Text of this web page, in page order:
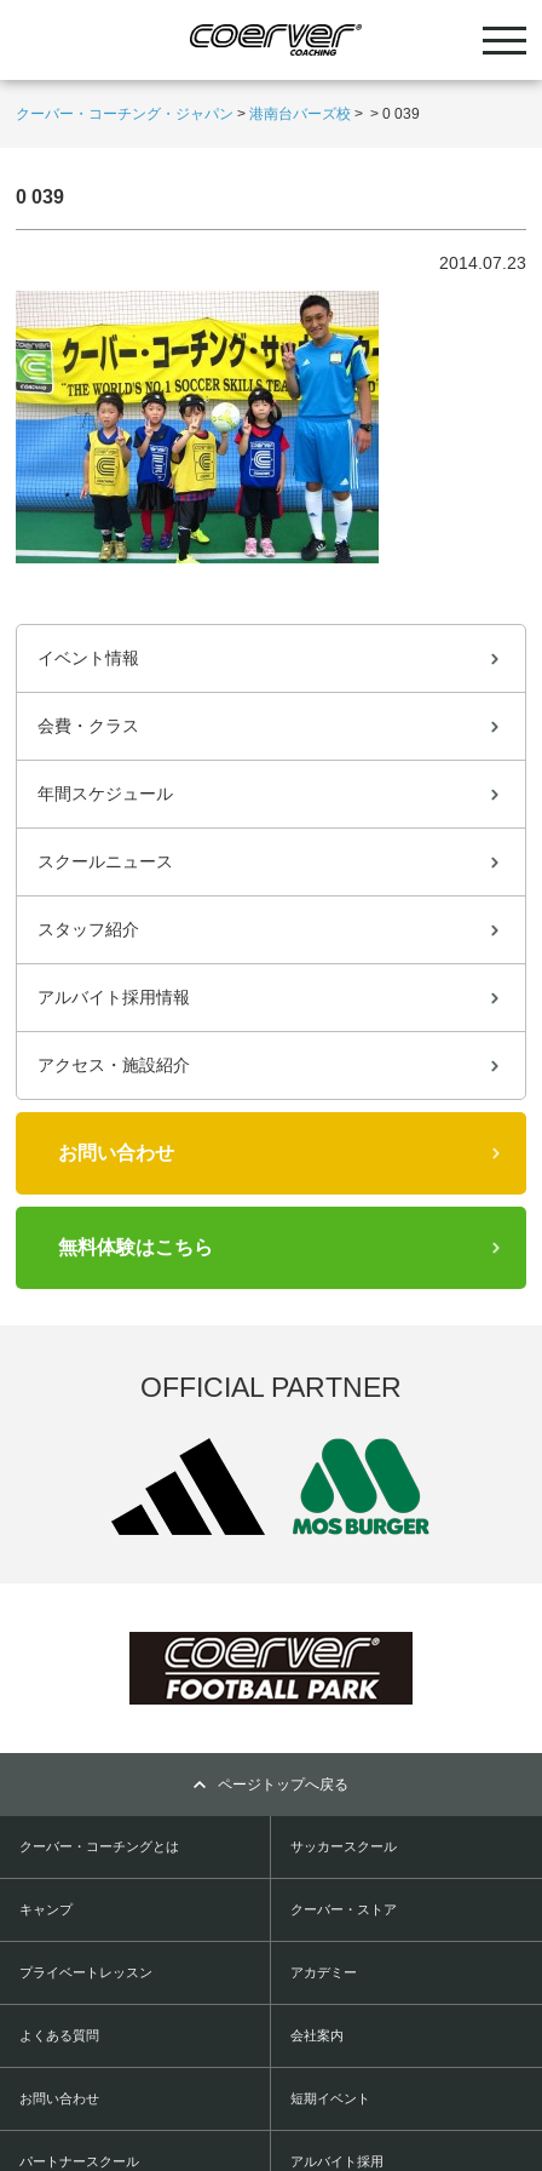
クーバー・コーチング・ジャパン >港南台バーズ校 > >0 039
0 039
2014.07.23
イベント情報
会費・クラス
年間スケジュール
スクールニュース
スタッフ紹介
アルバイト採用情報
アクセス・施設紹介
お問い合わせ
無料体験はこちら
OFFICIAL PARTNER
ページトップへ戻る
クーバー・コーチングとは サッカースクール
キャンプ クーバー・ストア
プライベートレッスン アカデミー
よくある質問 会社案内
お問い合わせ 短期イベント
パートナースクール アルバイト採用